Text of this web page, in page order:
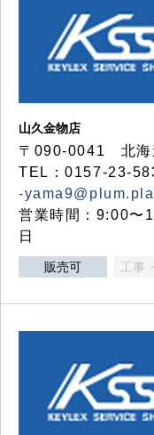
山久金物店
〒090-0041 北海
TEL：0157-23-
-
営業時間：9:00〜
日
販売可 工事